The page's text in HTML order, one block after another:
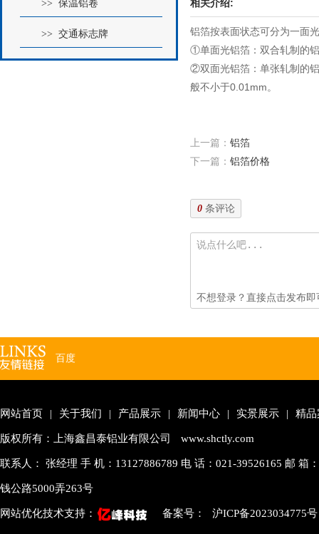
>> 保温铝卷
>> 交通标志牌
相关介绍:
铝箔按表面状态可分为一面
①单面光铝箔：双合轧制的
②双面光铝箔：单张轧制的
般不小于0.01mm。
上一篇： 铝箔
下一篇： 铝箔价格
0 条评论
不想登录？直接点击发布
百度
网站首页 | 关于我们 | 产品展示 | 新闻中心 | 实景展示 | 精品
版权所有：上海鑫昌泰铝业有限公司 www.shctly.com
联系人： 张经理 手 机：13127886789 电 话：021-39526165 邮 箱
钱公路5000弄263号
网站优化技术支持： 备案号： 沪ICP备2023034775号